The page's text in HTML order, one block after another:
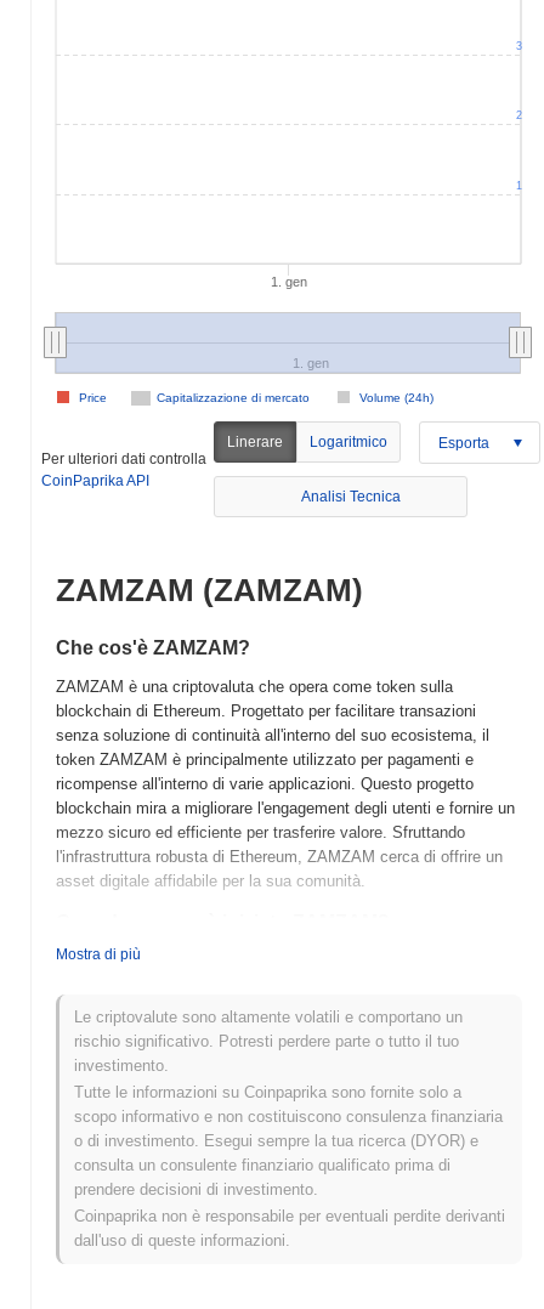
1. gen
Capitalizzazione di mercato Volume (24h)
Price
1. gen
1
2
3
Per ulteriori dati controlla
CoinPaprika API
Linerare Logaritmico Esporta
Analisi Tecnica
ZAMZAM (ZAMZAM)
Che cos'è ZAMZAM?
ZAMZAM è una criptovaluta che opera come token sulla
blockchain di Ethereum. Progettato per facilitare transazioni
senza soluzione di continuità all'interno del suo ecosistema, il
token ZAMZAM è principalmente utilizzato per pagamenti e
ricompense all'interno di varie applicazioni. Questo progetto
blockchain mira a migliorare l'engagement degli utenti e fornire un
mezzo sicuro ed efficiente per trasferire valore. Sfruttando
l'infrastruttura robusta di Ethereum, ZAMZAM cerca di offrire un
asset digitale affidabile per la sua comunità.
ZAMZAM è stato lanciato nel 2021, creato da un team focalizzato
progetto mirava a migliorare l'accessibilità finanziaria e la
trasparenza attraverso la tecnologia blockchain. Inizialmente
elencato su diverse borse di criptovalute, ZAMZAM ha
guadagnato slancio all'interno della comunità, spinto dal suo
impegno per soluzioni DeFi innovative. Eventi principali nel suo
sviluppo iniziale hanno incluso partnership strategiche e iniziative
di coinvolgimento della comunità che hanno aiutato a stabilire la
sua presenza nel mercato delle criptovalute.
Cosa ci aspetta per ZAMZAM?
ZAMZAM è pronto per una crescita significativa mentre si
Mostra di più
Le criptovalute sono altamente volatili e comportano un
rischio significativo. Potresti perdere parte o tutto il tuo
investimento.
Tutte le informazioni su Coinpaprika sono fornite solo a
scopo informativo e non costituiscono consulenza finanziaria
o di investimento. Esegui sempre la tua ricerca (DYOR) e
consulta un consulente finanziario qualificato prima di
prendere decisioni di investimento.
Coinpaprika non è responsabile per eventuali perdite derivanti
dall'uso di queste informazioni.